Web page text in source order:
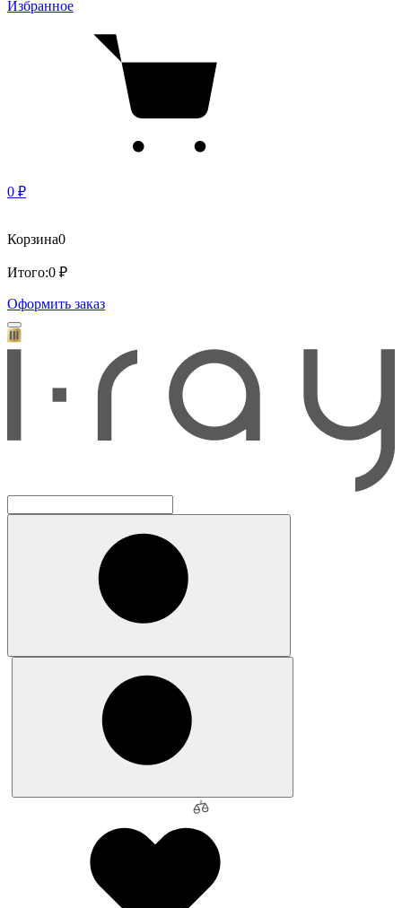
Избранное
0 ₽
Корзина0
Итого:0 ₽
Оформить заказ